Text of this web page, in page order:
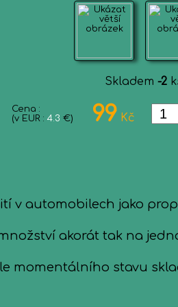
Skladem -2
Cena :
(v EUR : 4.3 €) 99 Kč
v automobilech jako
akorát tak na
momentálního stavu